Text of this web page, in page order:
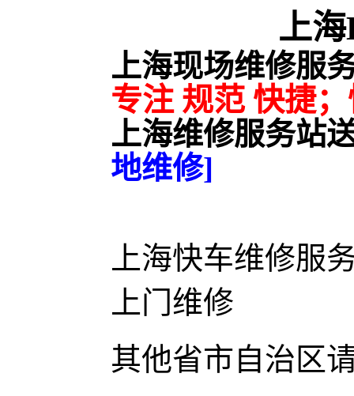
上
上海现场维修服
专注 规范 快捷
上海维修服务站
地维修]
上海快车维修服
上门维修
其他省市自治区